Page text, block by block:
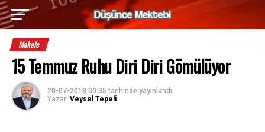
Makale
15 Temmuz Ruhu Diri Diri Gömülüyor
20-07-2018 00:35 tarihinde yayınlandı.
Yazar: Veysel Tepeli